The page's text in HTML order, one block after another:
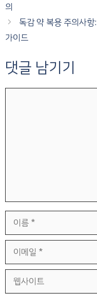
의
독감 약 복용 주의사
가이드
댓글 남기기
일